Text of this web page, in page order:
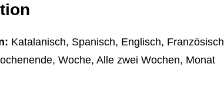
Katalanisch, Spanisch, Englisch, Französisch
Woche, Alle zwei Wochen, Monat